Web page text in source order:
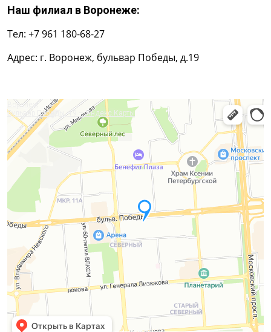
Наш филиал в Воронеже:
Тел: +7 961 180-68-27
Адрес: г. Воронеж, бульвар Победы, д.19
Воронеж
Бульвар Победы, 19 — Яндекс.Карты